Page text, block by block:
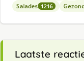
Salades 1216
Laatste